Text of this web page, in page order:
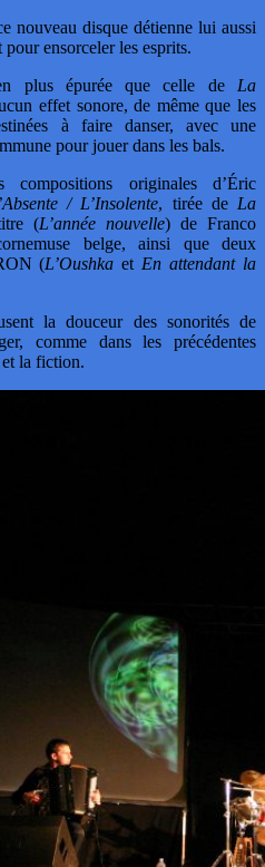
nouveau disque détienne lui aussi
ensorceler les esprits.
plus épurée que celle de La
effet sonore, de même que les
à faire danser, avec une
pour jouer dans les bals.
originales d’Éric
/ L’Insolente, tirée de La
(L’année nouvelle) de Franco
belge, ainsi que deux
(L’Oushka et En attendant la
la douceur des sonorités de
comme dans les précédentes
la fiction.